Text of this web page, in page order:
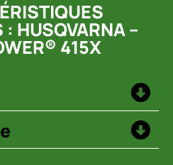
HUSQVARNA –
415X